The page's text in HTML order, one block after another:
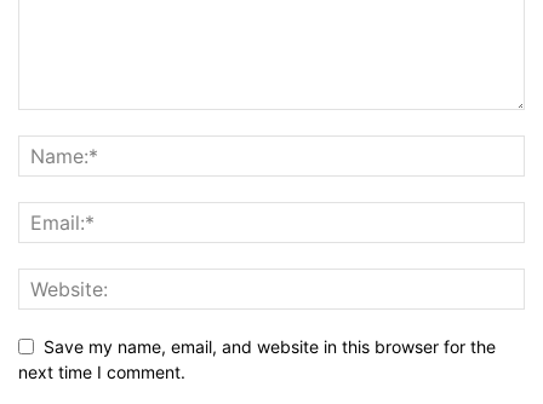
Save my name, email, and website in this browser for the
next time I comment.